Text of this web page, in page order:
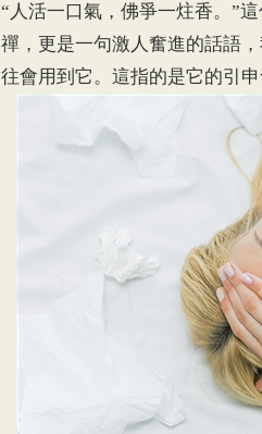
“人活一口氣，佛爭一炷香。”
禪，更是一句激人奮進的話語
往會用到它。這指的是它的引